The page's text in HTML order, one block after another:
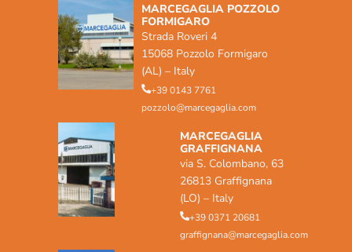
MARCEGAGLIA POZZOLO
FORMIGARO
Strada Roveri 4
15068 Pozzolo Formigaro
(AL) – Italy
+39 0143 7761
pozzolo@marcegaglia.com
MARCEGAGLIA
GRAFFIGNANA
via S. Colombano, 63
26813 Graffignana
(LO) – Italy
+39 0371 20681
graffignana@marcegaglia.com